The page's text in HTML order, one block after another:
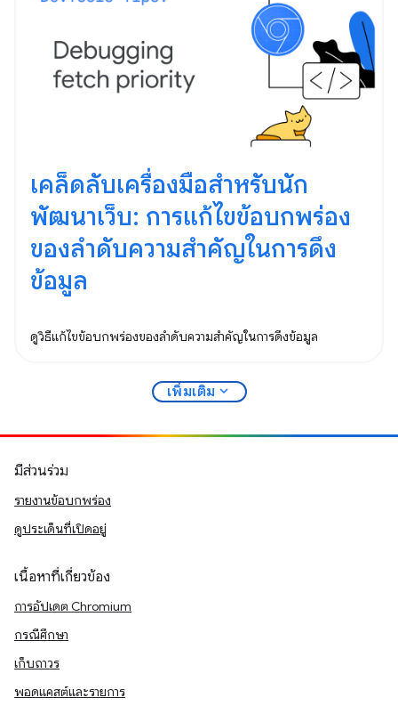
เคล็ดลับเครื่องมือสำหรับนัก
พัฒนาเว็บ: การแก้ไขข้อบกพร่อง
ของลำดับความสำคัญในการดึง
ข้อมูล
ดูวิธีแก้ไขข้อบกพร่องของลำดับความสำคัญในการดึงข้อมูล
เพิ่มเติม expand_more
มีส่วนร่วม
รายงานข้อบกพร่อง
ดูประเด็นที่เปิดอยู่
เนื้อหาที่เกี่ยวข้อง
การอัปเดต Chromium
กรณีศึกษา
เก็บถาวร
พอดแคสต์และรายการ